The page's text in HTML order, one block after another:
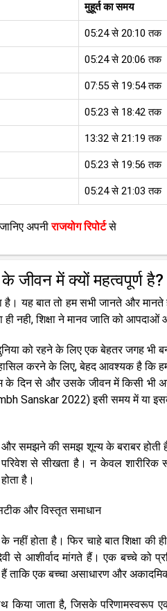
मुहूर्त का समय
05:24 से 20:10 तक
05:24 से 20:06 तक
07:55 से 19:54 तक
05:23 से 18:42 तक
13:32 से 21:19 तक
05:23 से 19:56 तक
05:24 से 21:03 तक
अपनीराजयोग रिपोर्टसे
जीवन में क्यों महत्वपूर्ण है?
यह बात तो हम सभी जानते और मानते
नही, शिक्षा ने मानव जाति को
दुनिया को रहने के लिए एक बेहतर जगह
करने के लिए, बेहद आवश्यक है कि
के दिन से और उसके जीवन में किसी भी
Sanskar 2022) इसी समय में या
की समझ शून्य के बराबर होती है।
परिवेश से सीखता है। न केवल
है।
और विस्तृत समाधान
नहीं होता है। फिर चाहे बात शिक्षा
से आशीर्वाद मांगते हैं। एक बच्चे को
हैं ताकि एक बच्चा असाधारण और
किया जाता है, जिसके परिणामस्वरूप